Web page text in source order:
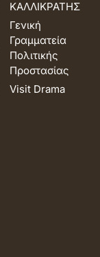
ΚΑΛΛΙΚΡΑΤΗΣ
Γενική
Γραμματεία
Πολιτικής
Προστασίας
Visit Drama